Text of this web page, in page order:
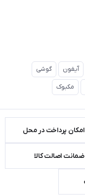
آیفون گوشی
مکبوک
امکان پرداخت در محل
ضمانت اصالت کالا